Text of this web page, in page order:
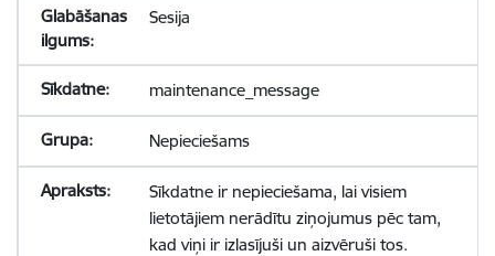
Sesija
maintenance_message
Nepieciešams
Sīkdatne ir nepieciešama, lai visiem
lietotājiem nerādītu ziņojumus pēc tam,
kad viņi ir izlasījuši un aizvēruši tos.